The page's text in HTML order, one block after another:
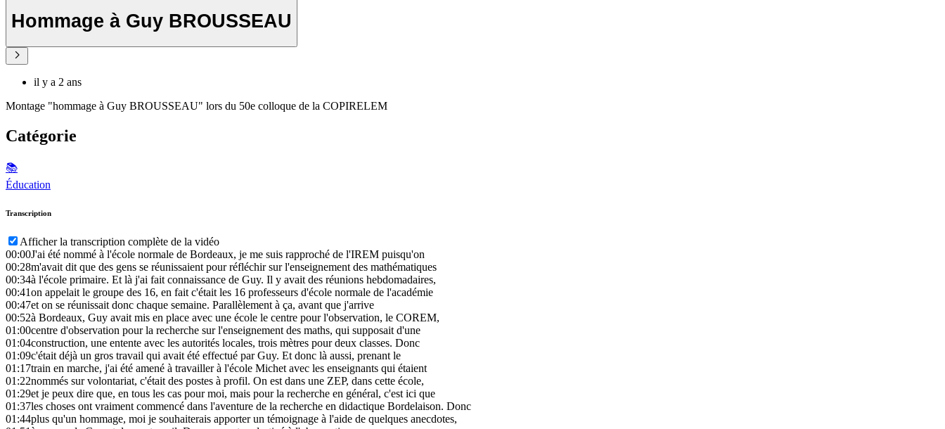
Hommage à Guy BROUSSEAU
il y a 2 ans
Montage "hommage à Guy BROUSSEAU" lors du 50e colloque de la COPIRELEM
Catégorie
📚
Éducation
Transcription
Afficher la transcription complète de la vidéo
00:00J'ai été nommé à l'école normale de Bordeaux, je me suis rapproché de l'IREM puisqu'on
00:28m'avait dit que des gens se réunissaient pour réfléchir sur l'enseignement des mathématiques
00:34à l'école primaire. Et là j'ai fait connaissance de Guy. Il y avait des réunions hebdomadaires,
00:41on appelait le groupe des 16, en fait c'était les 16 professeurs d'école normale de l'académie
00:47et on se réunissait donc chaque semaine. Parallèlement à ça, avant que j'arrive
00:52à Bordeaux, Guy avait mis en place avec une école le centre pour l'observation, le COREM,
01:00centre d'observation pour la recherche sur l'enseignement des maths, qui supposait d'une
01:04construction, une entente avec les autorités locales, trois mètres pour deux classes. Donc
01:09c'était déjà un gros travail qui avait été effectué par Guy. Et donc là aussi, prenant le
01:17train en marche, j'ai été amené à travailler à l'école Michet avec les enseignants qui étaient
01:22nommés sur volontariat, c'était des postes à profil. On est dans une ZEP, dans cette école,
01:29et je peux dire que, en tous les cas pour moi, mais pour la recherche en général, c'est ici que
01:37les choses ont vraiment commencé dans l'aventure de la recherche en didactique Bordelaison. Donc
01:44plus qu'un hommage, moi je souhaiterais apporter un témoignage à l'aide de quelques anecdotes,